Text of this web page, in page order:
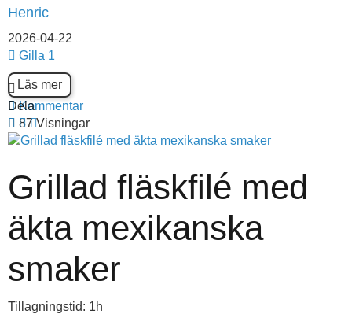
Henric
2026-04-22
Gilla 1
Läs mer
Kommentar
87 Visningar
Dela
Grillad fläskfilé med
äkta mexikanska
smaker
Tillagningstid: 1h